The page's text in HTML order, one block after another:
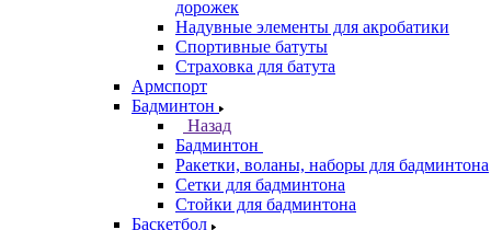
дорожек
Надувные элементы для акробатики
Спортивные батуты
Страховка для батута
Армспорт
Бадминтон
Назад
Бадминтон
Ракетки, воланы, наборы для бадминтона
Сетки для бадминтона
Стойки для бадминтона
Баскетбол